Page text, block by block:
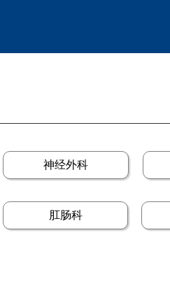
神经外科
肛肠科